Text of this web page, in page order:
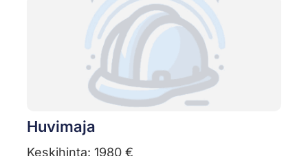
Huvimaja
Keskihinta: 1980 €